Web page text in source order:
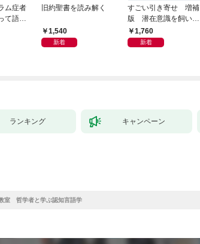
ム症者
て語り
旧約聖書を読み解く
1,540
新着
すごい引き寄せ 増補
版 潜在意識を飼い馴
らす方法
1,760
新着
ランキング キャンペーン
室 哲学者と学ぶ認知言語学